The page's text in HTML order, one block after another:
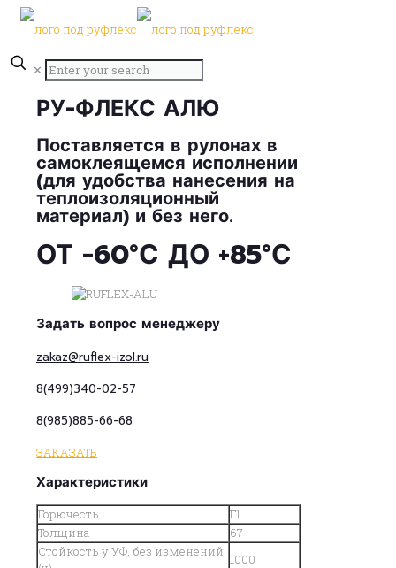
✕
РУ-ФЛЕКС АЛЮ
Поставляется в рулонах в
самоклеящемся исполнении
(для удобства нанесения на
теплоизоляционный
материал) и без него.
ОТ -60°С ДО +85°С
Задать вопрос менеджеру
zakaz@ruflex-izol.ru
8(499)340-02-57
8(985)885-66-68
ЗАКАЗАТЬ
Характеристики
Горючесть
Г1
Толщина
67
Стойкость у УФ, без изменений 1000